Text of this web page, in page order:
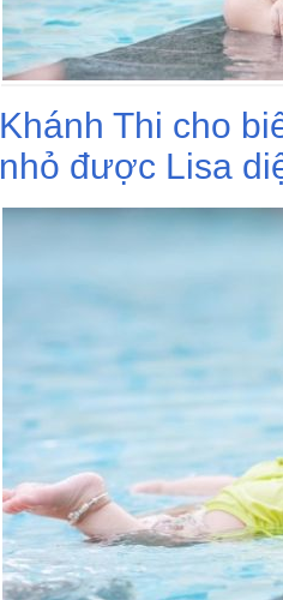
Khánh Thi cho
nhỏ được Lisa